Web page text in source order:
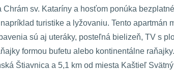
sv. Kataríny a hosťom ponúka
turistike a lyžovaniu. Tento apartmán
sú aj uteráky, posteľná bielizeň, TV s
formou bufetu alebo kontinentálne
Štiavnica a 5,1 km od miesta Kaštieľ